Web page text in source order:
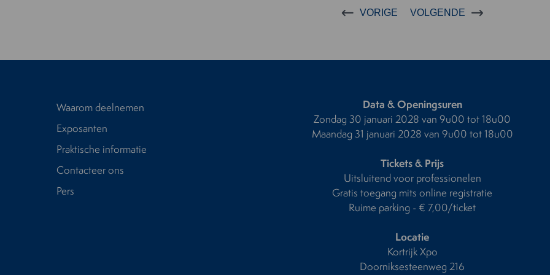
VORIGE VOLGENDE
Waarom deelnemen
Exposanten
Praktische informatie
Contacteer ons
Pers
Data & Openingsuren
Zondag 30 januari 2028 van 9u00 tot 18u00
Maandag 31 januari 2028 van 9u00 tot 18u00
Tickets & Prijs
Uitsluitend voor professionelen
Gratis toegang mits online registratie
Ruime parking - € 7,00/ticket
Locatie
Kortrijk Xpo
Doorniksesteenweg 216